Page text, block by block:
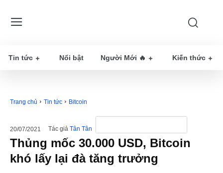
Tin tức Nổi bật Người Mới 🔥 Kiến thức
Trang chủ Tin tức Bitcoin
20/07/2021 Tác giả Tân Tân
Thủng mốc 30.000 USD, Bitcoin
khó lấy lại đà tăng trưởng